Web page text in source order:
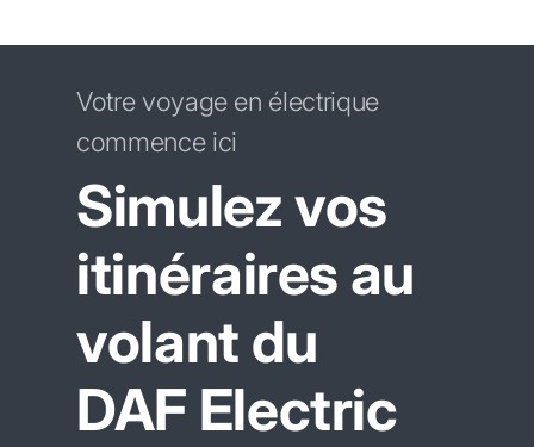
Simulez vos
itinéraires au
volant du
DAF Electric
Votre voyage en électrique
commence ici